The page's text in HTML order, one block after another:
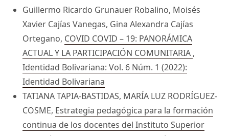
Guillermo Ricardo Grunauer Robalino, Moisés
Xavier Cajías Vanegas, Gina Alexandra Cajías
Ortegano, COVID COVID – 19: PANORÁMICA
ACTUAL Y LA PARTICIPACIÓN COMUNITARIA ,
Identidad Bolivariana: Vol. 6 Núm. 1 (2022):
Identidad Bolivariana
TATIANA TAPIA-BASTIDAS, MARÍA LUZ RODRÍGUEZ-
COSME, Estrategia pedagógica para la formación
continua de los docentes del Instituto Superior